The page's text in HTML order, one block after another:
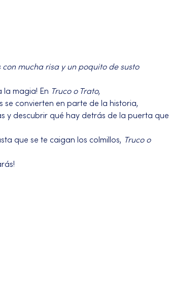
mucha risa y un poquito de susto
la magia! En Truco o Trato,
se convierten en parte de la historia,
y descubrir qué hay detrás de la puerta que
que se te caigan los colmillos,
Truco o